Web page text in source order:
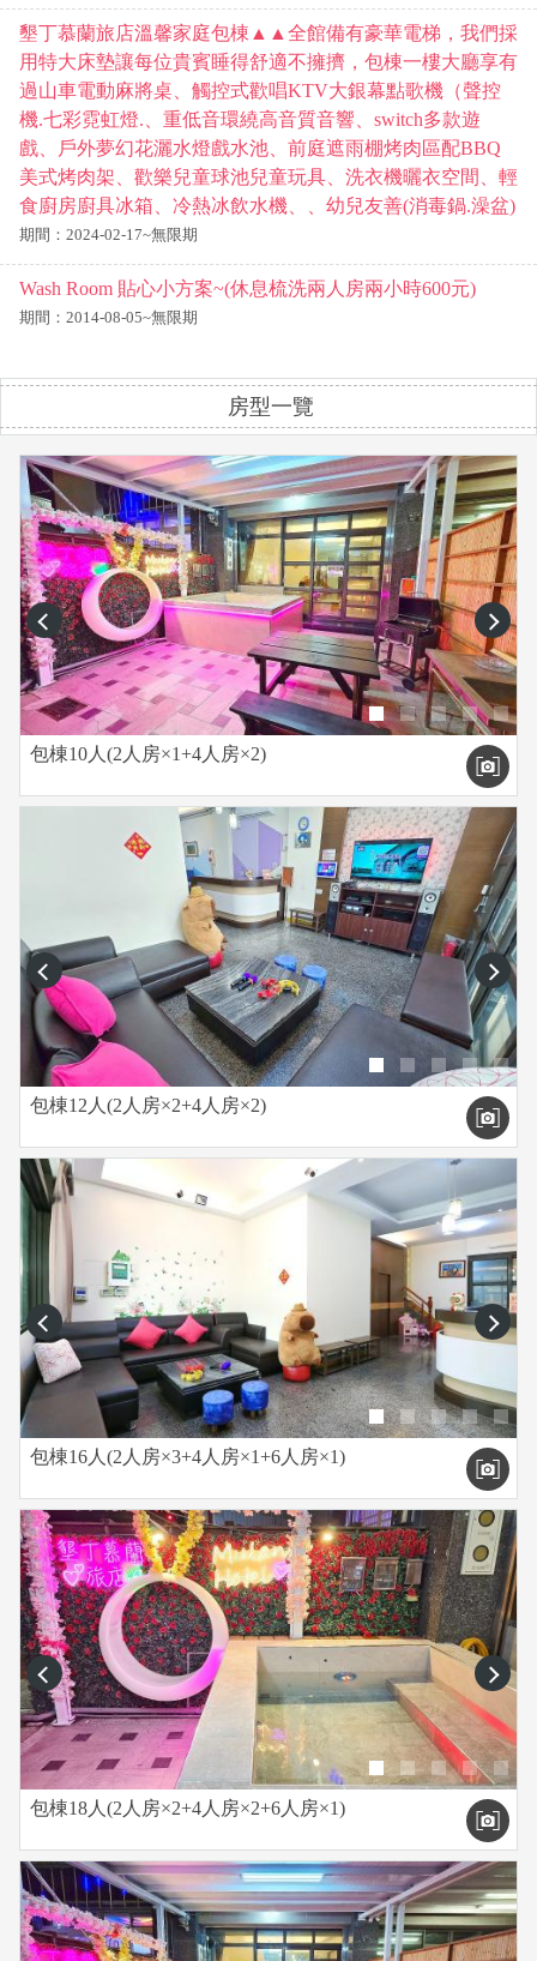
墾丁慕蘭旅店溫馨家庭包棟▲▲全館備有豪華電梯，我們採
用特大床墊讓每位貴賓睡得舒適不擁擠，包棟一樓大廳享有
過山車電動麻將桌、觸控式歡唱KTV大銀幕點歌機（聲控
機.七彩霓虹燈.、重低音環繞高音質音響、switch多款遊
戲、戶外夢幻花灑水燈戲水池、前庭遮雨棚烤肉區配BBQ
美式烤肉架、歡樂兒童球池兒童玩具、洗衣機曬衣空間、輕
食廚房廚具冰箱、冷熱冰飲水機、、幼兒友善(消毒鍋.澡盆)
期間：2024-02-17~無限期
Wash Room 貼心小方案~(休息梳洗兩人房兩小時600元)
期間：2014-08-05~無限期
房型一覽
prev next
包棟10人(2人房×1+4人房×2)
prev next
包棟12人(2人房×2+4人房×2)
prev next
包棟16人(2人房×3+4人房×1+6人房×1)
prev next
包棟18人(2人房×2+4人房×2+6人房×1)